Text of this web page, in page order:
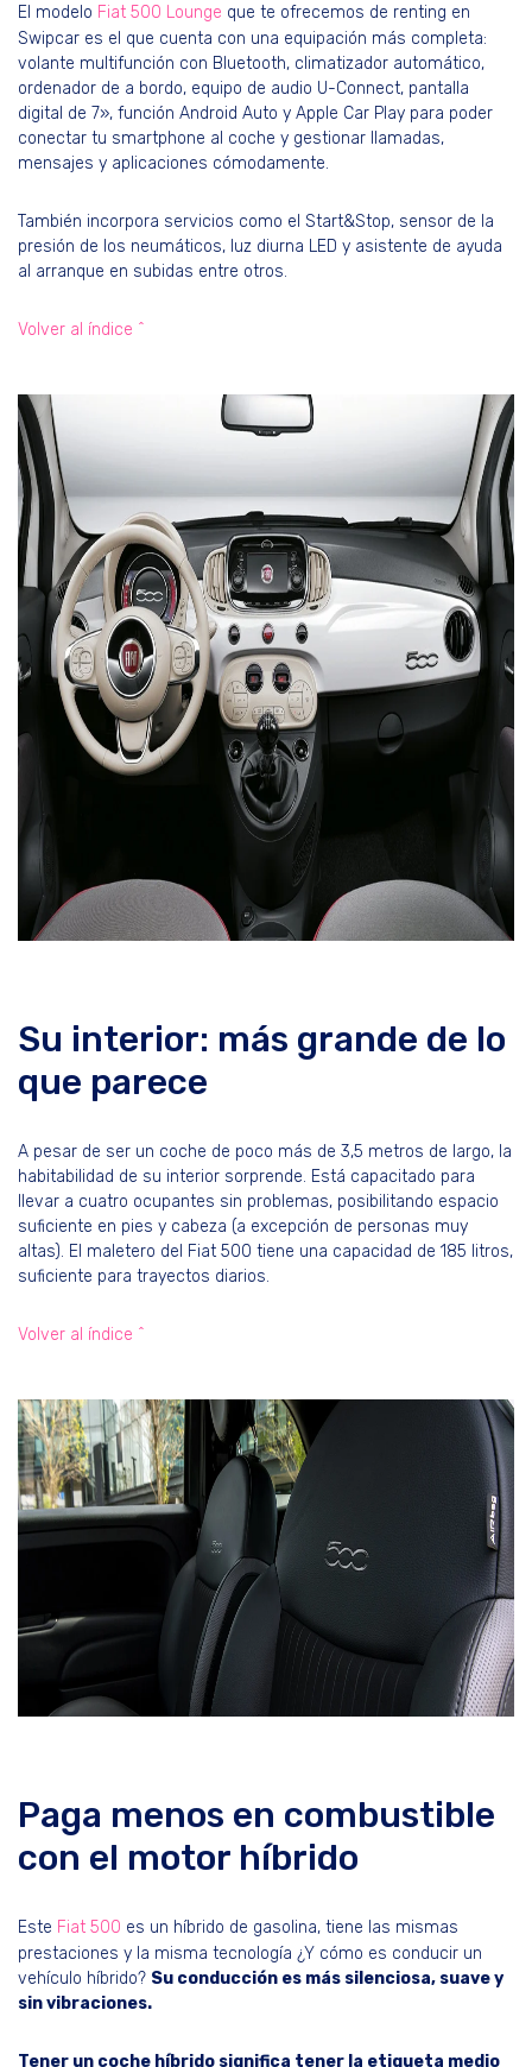
El modelo Fiat 500 Lounge que te ofrecemos de renting en
Swipcar es el que cuenta con una equipación más completa:
volante multifunción con Bluetooth, climatizador automático,
ordenador de a bordo, equipo de audio U-Connect, pantalla
digital de 7», función Android Auto y Apple Car Play para poder
conectar tu smartphone al coche y gestionar llamadas,
mensajes y aplicaciones cómodamente.
También incorpora servicios como el Start&Stop, sensor de la
presión de los neumáticos, luz diurna LED y asistente de ayuda
al arranque en subidas entre otros.
Volver al índice ^
Su interior: más grande de lo
que parece
A pesar de ser un coche de poco más de 3,5 metros de largo, la
habitabilidad de su interior sorprende. Está capacitado para
llevar a cuatro ocupantes sin problemas, posibilitando espacio
suficiente en pies y cabeza (a excepción de personas muy
altas). El maletero del Fiat 500 tiene una capacidad de 185 litros,
suficiente para trayectos diarios.
Volver al índice ^
Paga menos en combustible
con el motor híbrido
Este Fiat 500 es un híbrido de gasolina, tiene las mismas
prestaciones y la misma tecnología ¿Y cómo es conducir un
vehículo híbrido? Su conducción es más silenciosa, suave y
sin vibraciones.
Tener un coche híbrido significa tener la etiqueta medio